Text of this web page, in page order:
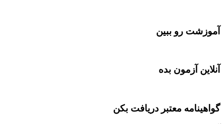
آموزشت رو ببین
آنلاین آزمون بده
گواهینامه معتبر دریافت بکن